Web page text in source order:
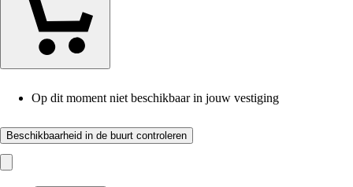
Op dit moment niet beschikbaar in jouw vestiging
Beschikbaarheid in de buurt controleren